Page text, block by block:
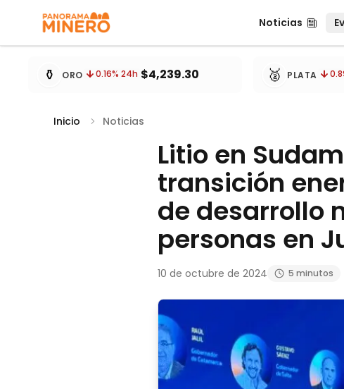
Noticias
Noticias
Cotizaciones de metales actualizadas cada 15 minutos
⚱️ ORO 0.16% 24h $4,239.30 🥈 PLATA
Inicio Noticias
Litio en
transición
de desarrollo
personas en
10 de octubre de 2024 5 minutos